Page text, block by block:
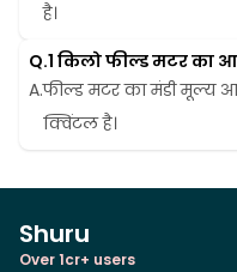
है।
Q.1 किलो फील्ड मटर का
A.फील्ड मटर का मंडी मूल्य
क्विंटल है।
Shuru
Over 1cr+ users